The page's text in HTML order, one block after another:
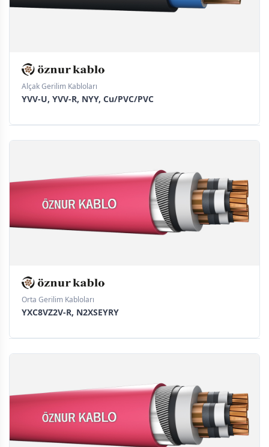
Alçak Gerilim Kabloları
YVV-U, YVV-R, NYY, Cu/PVC/PVC
Orta Gerilim Kabloları
YXC8VZ2V-R, N2XSEYRY